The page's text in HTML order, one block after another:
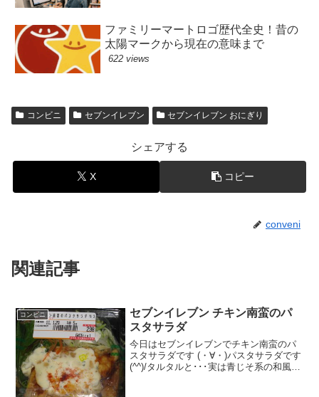
ファミリーマートロゴ歴代全史！昔の
太陽マークから現在の意味まで
622 views
コンビニ セブンイレブン セブンイレブン おにぎり
シェアする
X コピー
conveni
関連記事
コンビニ
セブンイレブン チキン南蛮のパ
スタサラダ
今日はセブンイレブンでチキン南蛮のパ
スタサラダです (・∀・)パスタサラダです
(^^)/タルタルと･･･実は青じそ系の和風ソ